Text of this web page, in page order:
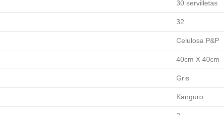
30 servilletas
32
Celulosa P&P
40cm X 40cm
Gris
Kanguro